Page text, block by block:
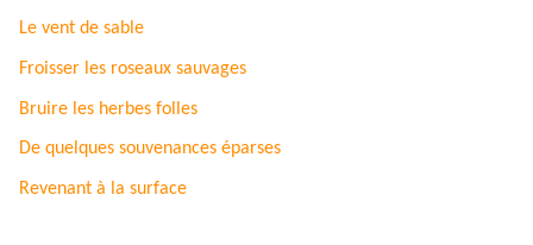
Le vent de sable
Froisser les roseaux sauvages
Bruire les herbes folles
De quelques souvenances éparses
Revenant à la surface